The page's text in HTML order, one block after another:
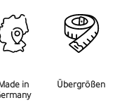
in
Übergrößen